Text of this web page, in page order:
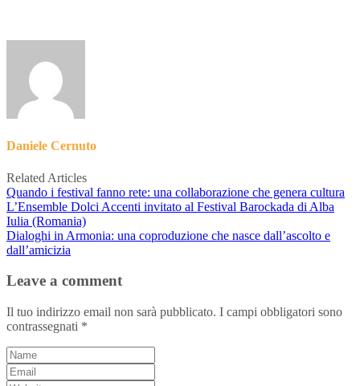
Daniele Cernuto
Related Articles
Quando i festival fanno rete: una collaborazione che genera cultura
L’Ensemble Dolci Accenti invitato al Festival Barockada di Alba
Iulia (Romania)
Dialoghi in Armonia: una coproduzione che nasce dall’ascolto e
dall’amicizia
Leave a comment
Il tuo indirizzo email non sarà pubblicato. I campi obbligatori sono
contrassegnati *